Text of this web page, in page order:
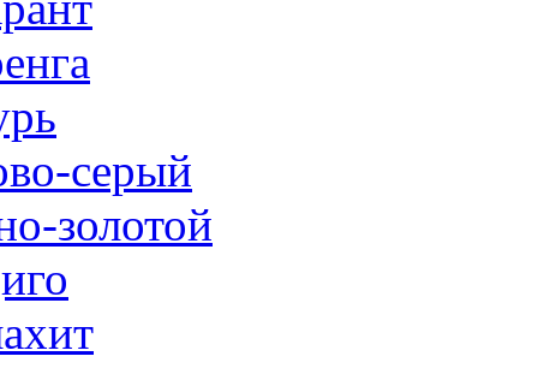
серый
золотой